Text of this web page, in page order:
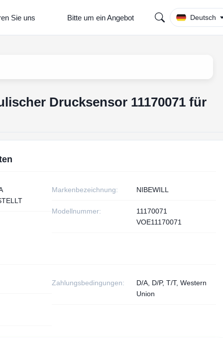
Sie uns Bitte um ein Angebot Deutsch
Drucksensor 11170071 für
Markenbezeichnung: NIBEWILL
Modellnummer:
11170071
VOE11170071
Zahlungsbedingungen:
D/A, D/P, T/T, Western
Union